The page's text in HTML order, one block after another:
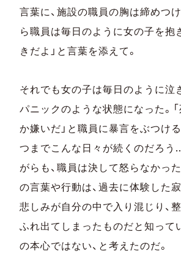
⾔葉に、施設の職員の胸は締めつ
ら職員は毎日のように女の子を抱
きだよ」と⾔葉を添えて。
それでも女の子は毎日のように泣
パニックのような状態になった。「
か嫌いだ」と職員に暴⾔をぶつけ
つまでこんな日々が続くのだろ
がらも、職員は決して怒らなかっ
の⾔葉や行動は、過去に体験した
悲しみが自分の中で入り混じり、
ふれ出てしまったものだと知って
の本心ではない、と考えたのだ。